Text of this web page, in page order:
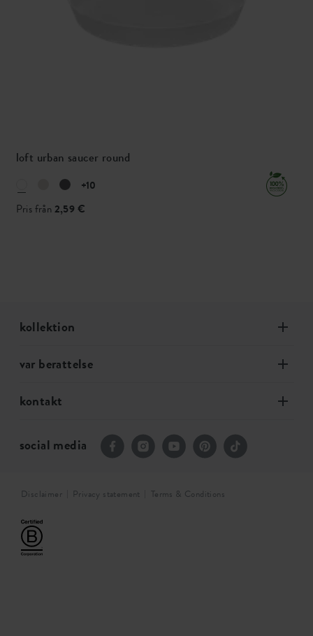
loft urban saucer round
+10
Pris från 2,59 €
kollektion
var berattelse
kontakt
social media
Disclaimer Privacy statement Terms & Conditions